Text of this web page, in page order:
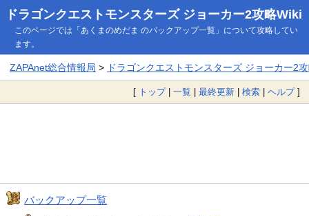
ドラゴンクエストモンスターズ ジョーカー2攻略Wiki
このページでは「あくまのめだま のバックアップ一覧」について攻略してい
ます。
ZAPAnet総合情報局 > ドラゴンクエストモンスターズ ジョーカー2
[ トップ| 一覧 | 最終更新 | 検索 | ヘルプ]
バックアップ一覧